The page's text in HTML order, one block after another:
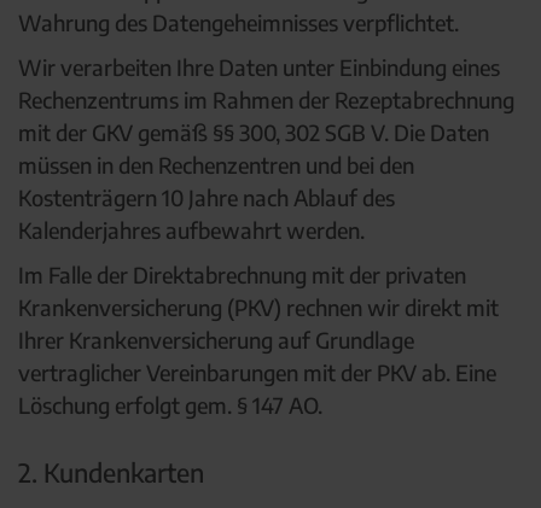
Wahrung des Datengeheimnisses verpflichtet.
Wir verarbeiten Ihre Daten unter Einbindung eines
Rechenzentrums im Rahmen der Rezeptabrechnung
mit der GKV gemäß §§ 300, 302 SGB V. Die Daten
müssen in den Rechenzentren und bei den
Kostenträgern 10 Jahre nach Ablauf des
Kalenderjahres aufbewahrt werden.
Im Falle der Direktabrechnung mit der privaten
Krankenversicherung (PKV) rechnen wir direkt mit
Ihrer Krankenversicherung auf Grundlage
vertraglicher Vereinbarungen mit der PKV ab. Eine
Löschung erfolgt gem. § 147 AO.
2. Kundenkarten